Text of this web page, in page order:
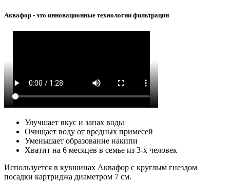
Аквафор - это инновационные технологии фильтрации
Улучшает вкус и запах воды
Очищает воду от вредных примесей
Уменьшает образование накипи
Хватит на 6 месяцев в семье из 3-х человек
Используется в кувшинах Аквафор c круглым гнездом
посадки картриджа диаметром 7 см.